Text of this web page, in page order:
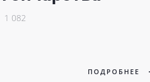
1 082
ПОДРОБНЕЕ